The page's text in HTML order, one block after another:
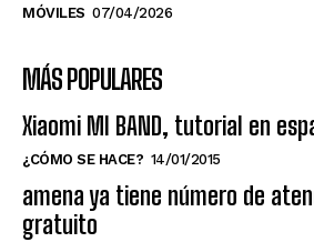
MÓVILES 07/04/2026
MÁS POPULARES
Xiaomi MI BAND, tutorial en
¿CÓMO SE HACE? 14/01/2015
amena ya tiene número de
gratuito